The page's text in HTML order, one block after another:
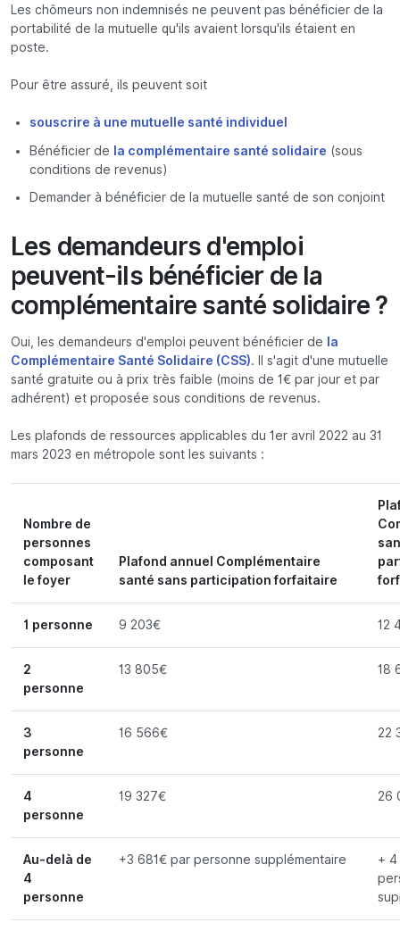
Les chômeurs non indemnisés ne peuvent pas bénéficier de la
portabilité de la mutuelle qu'ils avaient lorsqu'ils étaient en
poste.
Pour être assuré, ils peuvent soit
souscrire à une mutuelle santé individuel
Bénéficier de
la complémentaire santé solidaire (sous
conditions de revenus)
Demander à bénéficier de la mutuelle santé de son conjoint
Les demandeurs d'emploi
peuvent-ils bénéficier de la
complémentaire santé solidaire ?
Oui, les demandeurs d'emploi peuvent bénéficier de
la
Complémentaire Santé Solidaire (CSS). Il s'agit d'une mutuelle
santé gratuite ou à prix très faible (moins de 1€ par jour et par
adhérent) et proposée sous conditions de revenus.
Les plafonds de ressources applicables du 1er avril 2022 au 31
mars 2023 en métropole sont les suivants :
Nombre de
personnes
composant
le foyer
Plafond annuel Complémentaire
santé sans participation forfaitaire
1 personne 9 203€ 12
2
personne
13 805€ 18
3
personne
16 566€ 22
4
personne
19 327€ 26
Au-delà de
4
personne
+3 681€ par personne supplémentaire
+